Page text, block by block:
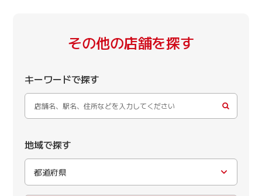
その他の店舗を探す
キーワードで探す
地域で探す
都道府県